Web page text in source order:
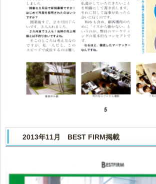
2013年11月 BEST FIRM掲載